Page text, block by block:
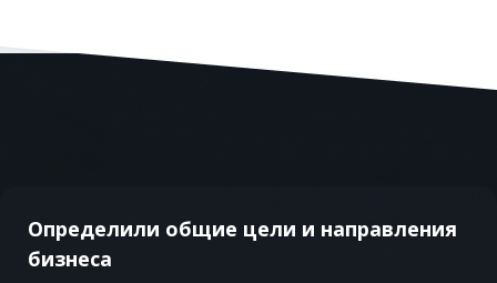
Определили общие цели и направления
бизнеса